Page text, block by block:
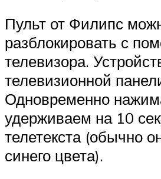
Пульт от Филипс
разблокировать с
телевизора.
телевизионной
Одновременно
удерживаем на 10
телетекста (обычно
синего цвета).